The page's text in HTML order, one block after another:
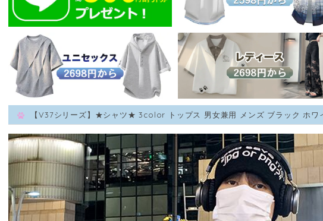
【V37シリーズ】★シャツ★ 3color トップス 男女兼用 メンズ ブラック ホワ